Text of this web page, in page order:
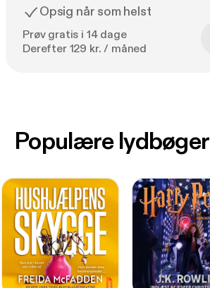
Opsig når som helst
Prøv gratis i 14 dage
Derefter 129 kr. / måned
Populære lydbøger